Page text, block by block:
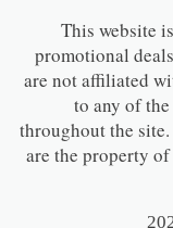
This website
promotional
are not affiliated
to any of
throughout the
are the property